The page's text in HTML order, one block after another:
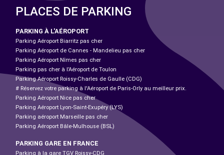
PLACES DE PARKING
PARKING À L'AÉROPORT
Parking Aéroport Biarritz pas cher
Parking Aéroport de Cannes - Mandelieu pas cher
Parking Aéroport Nîmes pas cher
Parking pas cher à l’Aéroport de Toulon
Parking Aéroport Roissy-Charles de Gaulle (CDG)
# Réservez votre parking à l'Aéroport de Paris-Orly au meilleur prix.
Parking Aéroport Nice pas cher
Parking Aéroport Lyon-Saint-Exupéry (LYS)
Parking aéroport Marseille pas cher
Parking Aéroport Bâle-Mulhouse (BSL)
PARKING GARE EN FRANCE
Parking à la gare TGV Roissy-CDG